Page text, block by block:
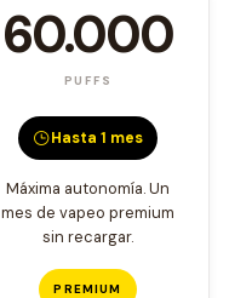
60.000
PUFFS
Hasta 1 mes
Máxima autonomía. Un
mes de vapeo premium
sin recargar.
PREMIUM